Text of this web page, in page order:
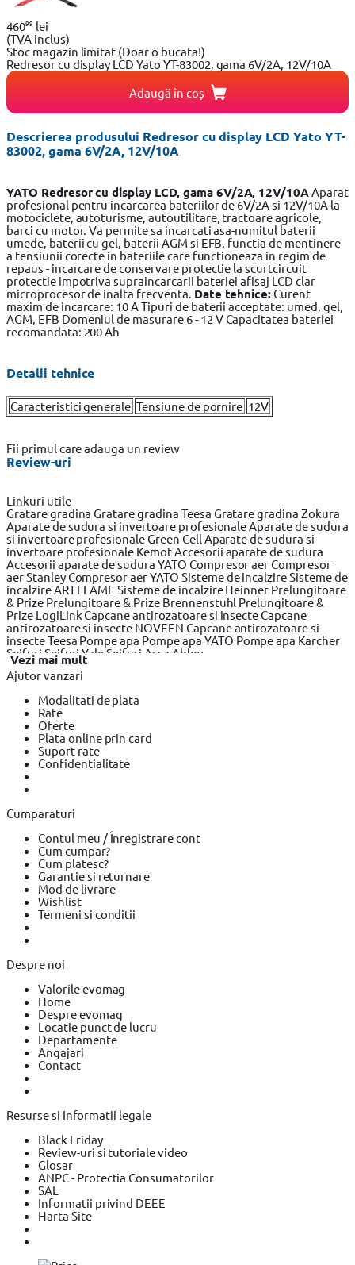
46099 lei
(TVA inclus)
Stoc magazin limitat (Doar o bucata!)
Redresor cu display LCD Yato YT-83002, gama 6V/2A, 12V/10A
Adaugă în coș
Descrierea produsului Redresor cu display LCD Yato YT-
83002, gama 6V/2A, 12V/10A
YATO Redresor cu display LCD, gama 6V/2A, 12V/10AAparat
profesional pentru incarcarea bateriilor de 6V/2A si 12V/10A la
motociclete, autoturisme, autoutilitare, tractoare agricole,
barci cu motor. Va permite sa incarcati asa-numitul baterii
umede, baterii cu gel, baterii AGM si EFB. functia de mentinere
a tensiunii corecte in bateriile care functioneaza in regim de
repaus - incarcare de conservare protectie la scurtcircuit
protectie impotriva supraincarcarii bateriei afisaj LCD clar
microprocesor de inalta frecventa. Date tehnice:Curent
maxim de incarcare: 10 A Tipuri de baterii acceptate: umed, gel,
AGM, EFB Domeniul de masurare 6 - 12 V Capacitatea bateriei
recomandata: 200 Ah
Detalii tehnice
Caracteristici generale Tensiune de pornire 12V
Fii primul care adauga un review
Review-uri
Linkuri utile
Gratare gradinaGratare gradina Teesa Gratare gradina Zokura
Aparate de sudura si invertoare profesionaleAparate de sudura
si invertoare profesionale Green Cell Aparate de sudura si
invertoare profesionale KemotAccesorii aparate de sudura
Accesorii aparate de sudura YATO Compresor aerCompresor
aer StanleyCompresor aer YATO Sisteme de incalzireSisteme de
incalzire ART FLAMESisteme de incalzire Heinner Prelungitoare
& Prize Prelungitoare & Prize Brennenstuhl Prelungitoare &
Prize LogiLinkCapcane antirozatoare si insecteCapcane
antirozatoare si insecte NOVEEN Capcane antirozatoare si
insecte Teesa Pompe apa Pompe apa YATO Pompe apa Karcher
Seifuri Seifuri YaleSeifuri Assa Abloy
Vezi mai mult
Ajutor vanzari
Modalitati de plata
Rate
Oferte
Plata online prin card
Suport rate
Confidentialitate
Cumparaturi
Contul meu / Înregistrare cont
Cum cumpar?
Cum platesc?
Garantie si returnare
Mod de livrare
Wishlist
Termeni si conditii
Despre noi
Valorile evomag
Home
Despre evomag
Locatie punct de lucru
Departamente
Angajari
Contact
Resurse si Informatii legale
Black Friday
Review-uri si tutoriale video
Glosar
ANPC - Protectia Consumatorilor
SAL
Informatii privind DEEE
Harta Site